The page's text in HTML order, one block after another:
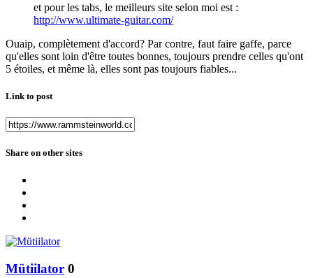
et pour les tabs, le meilleurs site selon moi est :
http://www.ultimate-guitar.com/
Ouaip, complètement d'accord? Par contre, faut faire gaffe, parce
qu'elles sont loin d'être toutes bonnes, toujours prendre celles qu'ont
5 étoiles, et même là, elles sont pas toujours fiables...
Link to post
Share on other sites
Mütiilator 0